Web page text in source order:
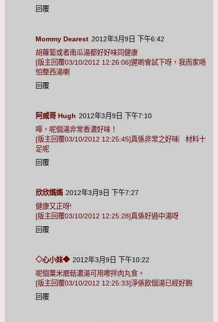
回覆
Mommy Dearest 2012年3月9日 下午6:42
胡蘿蔔或者南瓜湯都好好味同健康
[版主回覆03/10/2012 12:26:06]遲啲會試下呀，我而家唔
怕整西湯喇
回覆
阿威哥 Hugh 2012年3月9日 下午7:10
嘩，呢個湯非常香濃好味！
[版主回覆03/10/2012 12:25:45]真係非常之好味︳材料十
足呢
回覆
欣欣媽媽 2012年3月9日 下午7:27
健康又正呀!
[版主回覆03/10/2012 12:25:28]真係好過中湯呀
回覆
◇心小妹◆ 2012年3月9日 下午10:22
呢個粟米磨菇濃湯可用嚟拌肉丸食。
[版主回覆03/10/2012 12:25:33]淨係飲個湯已經好飽
回覆